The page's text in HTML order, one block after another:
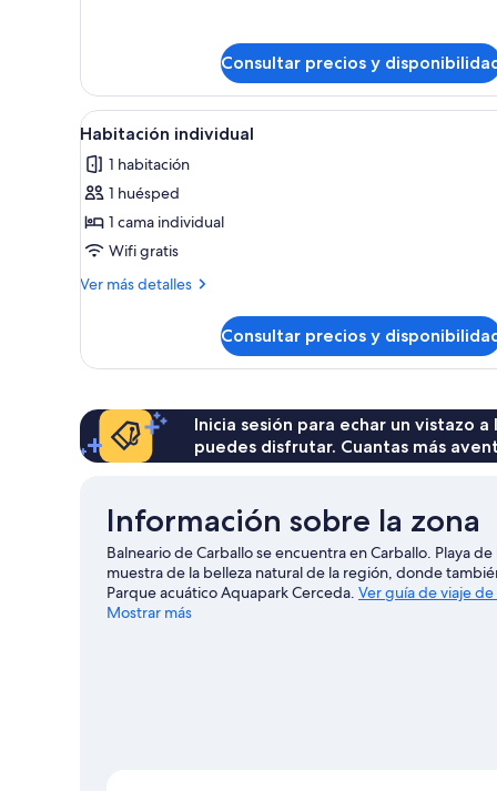
Consultar precios y
Abrir
todas
las
fotos
de
Habitación
individual
Bañera, artículos de higiene
1
Habitación individual
1 habitación
1 huésped
1 cama individual
Wifi gratis
Ver más detalles
Más
individual
Consultar precios y
Inicia sesión para echar un vistazo
puedes disfrutar. Cuantas más
Información sobre la zona
Balneario de Carballo se encuentra en Carballo. Playa
muestra de la belleza natural de la región, donde
Parque acuático Aquapark Cerceda. Ver guía de viaje
Mostrar más